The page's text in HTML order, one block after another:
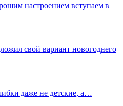
настроением вступаем в
свой вариант новогоднего
даже не детские, а…